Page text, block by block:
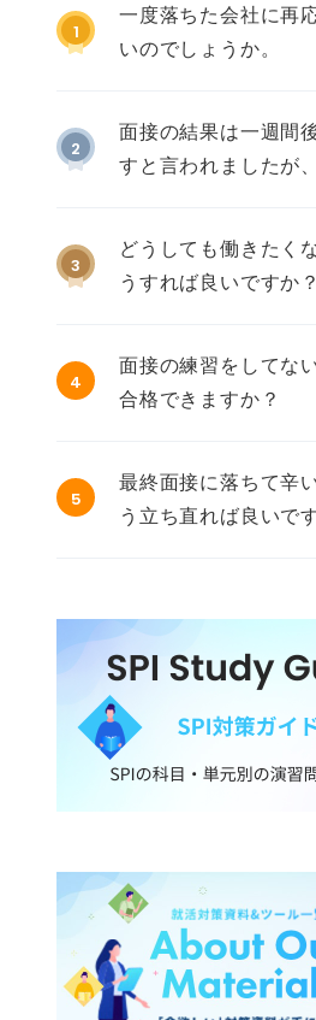
1
一度落ちた会社に再
いのでしょうか。
2
面接の結果は一週間
すと言われましたが
3
どうしても働きたく
うすれば良いですか？
4
面接の練習をしてな
合格できますか？
5
最終面接に落ちて辛
う立ち直れば良いで